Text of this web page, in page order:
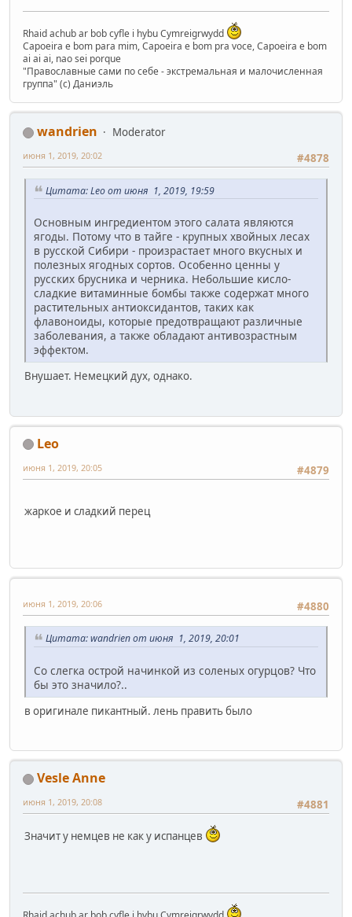
Rhaid achub ar bob cyfle i hybu Cymreigrwydd
Capoeira e bom para mim, Capoeira e bom pra voce, Capoeira e bom
ai ai ai, nao sei porque
"Православные сами по себе - экстремальная и малочисленная
группа" (с) Даниэль
wandrien
Moderator
#4878
июня 1, 2019, 20:02
Цитата: Leo от июня 1, 2019, 19:59
Основным ингредиентом этого салата являются
ягоды. Потому что в тайге - крупных хвойных лесах
в русской Сибири - произрастает много вкусных и
полезных ягодных сортов. Особенно ценны у
русских брусника и черника. Небольшие кисло-
сладкие витаминные бомбы также содержат много
растительных антиоксидантов, таких как
флавоноиды, которые предотвращают различные
заболевания, а также обладают антивозрастным
эффектом.
Внушает. Немецкий дух, однако.
Leo
#4879
июня 1, 2019, 20:05
жаркое и сладкий перец
#4880
июня 1, 2019, 20:06
Цитата: wandrien от июня 1, 2019, 20:01
Со слегка острой начинкой из соленых огурцов? Что
бы это значило?..
в оригинале пикантный. лень править было
Vesle Anne
#4881
июня 1, 2019, 20:08
Значит у немцев не как у испанцев